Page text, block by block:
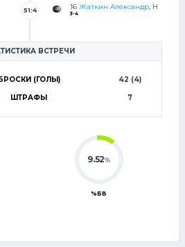
16 Жаткин Александр, Н
3-4
51:4
ВСТРЕЧИ
БРОСКИ (ГОЛЫ)
42 (4)
ШТРАФЫ 7
9.52%
%БВ